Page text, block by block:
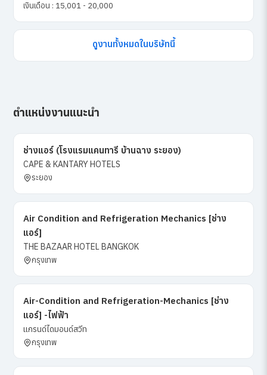
เงินเดือน : 15,001 - 20,000
ดูงานทั้งหมดในบริษัทนี้
ตำแหน่งงานแนะนำ
ช่างแอร์ (โรงแรมแคนทารี บ้านฉาง ระยอง)
CAPE & KANTARY HOTELS
ระยอง
Air Condition and Refrigeration Mechanics [ช่าง
แอร์]
THE BAZAAR HOTEL BANGKOK
กรุงเทพ
Air-Condition and Refrigeration-Mechanics [ช่าง
แอร์] -ไฟฟ้า
แกรนด์ไดมอนด์สวีท
กรุงเทพ